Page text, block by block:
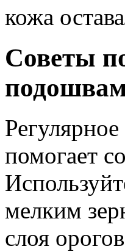
кожа
Советы
помогает
мелким
слоя